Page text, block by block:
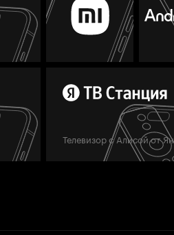
Телевизор с Алисой от